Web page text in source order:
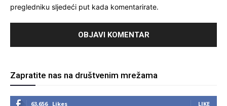
pregledniku sljedeći put kada komentarirate.
Zapratite nas na društvenim mrežama
63,656 Likes LIKE